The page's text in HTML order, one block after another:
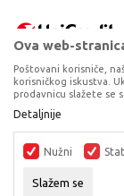
CESTITKA BLISS
WEDDING DAY
CESTITKE
Proizvode na sajtu
možemo
proizvoda, u
sajtu su dio naše
Ova web-
Poštovani korisniče,
korisničkog iskustva.
prodavnicu slažete se
Detaljnije
Nužni
Slažem se